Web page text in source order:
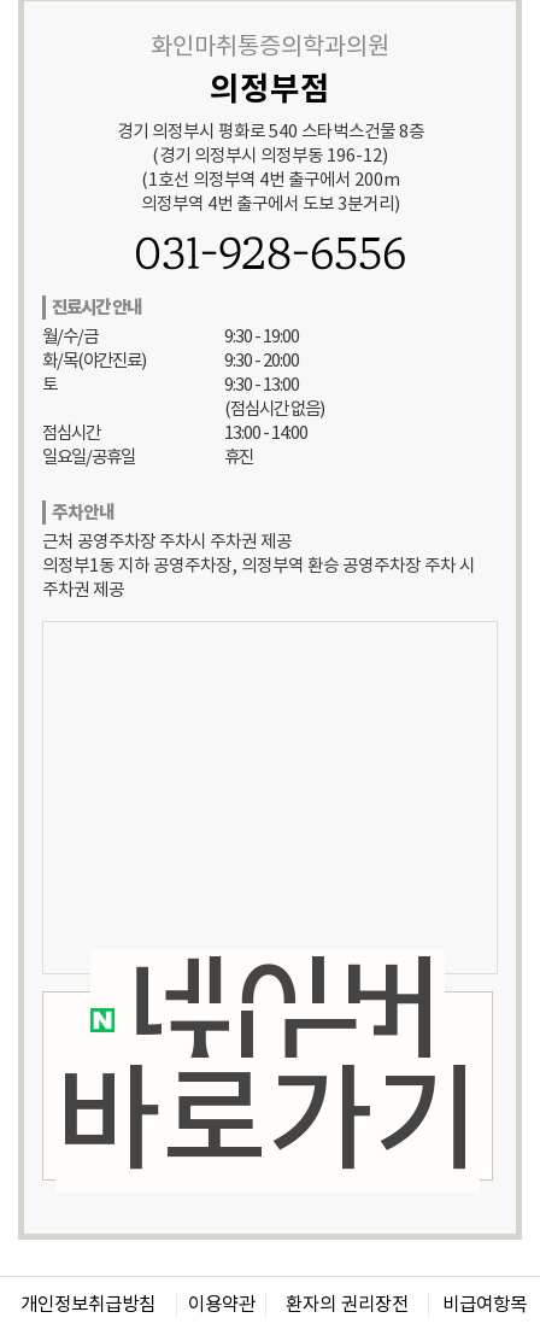
화인마취통증의학과의원
의정부점
경기 의정부시 평화로 540 스타벅스건물 8층
(경기 의정부시 의정부동 196-12)
(1호선 의정부역 4번 출구에서 200m
의정부역 4번 출구에서 도보 3분거리)
031-928-6556
진료시간 안내
월/수/금
화/목(야간진료)
토
점심시간
일요일/공휴일
9:30 - 19:00
9:30 - 20:00
9:30 - 13:00
(점심시간 없음)
13:00 - 14:00
휴진
주차안내
근처 공영주차장 주차시 주차권 제공
의정부1동 지하 공영주차장, 의정부역 환승 공영주차장 주차 시
주차권 제공
네이버
지도
바로가기
개인정보취급방침 이용약관 환자의 권리장전 비급여항목